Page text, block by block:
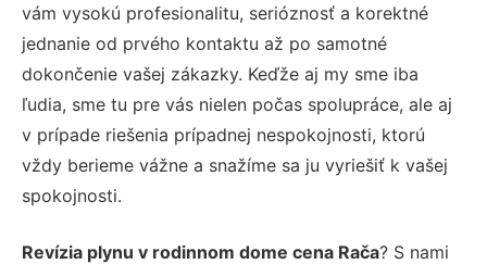
vám vysokú profesionalitu, serióznosť a korektné
jednanie od prvého kontaktu až po samotné
dokončenie vašej zákazky. Keďže aj my sme iba
ľudia, sme tu pre vás nielen počas spolupráce, ale aj
v prípade riešenia prípadnej nespokojnosti, ktorú
vždy berieme vážne a snažíme sa ju vyriešiť k vašej
spokojnosti.
Revízia plynu v rodinnom dome cena Rača? S nami